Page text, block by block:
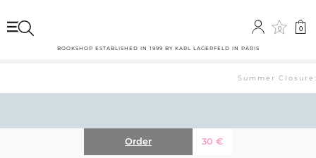
0 0
BOOKSHOP ESTABLISHED IN 1999 BY KARL LAGERFELD IN PARIS
Summer
30 €
Order